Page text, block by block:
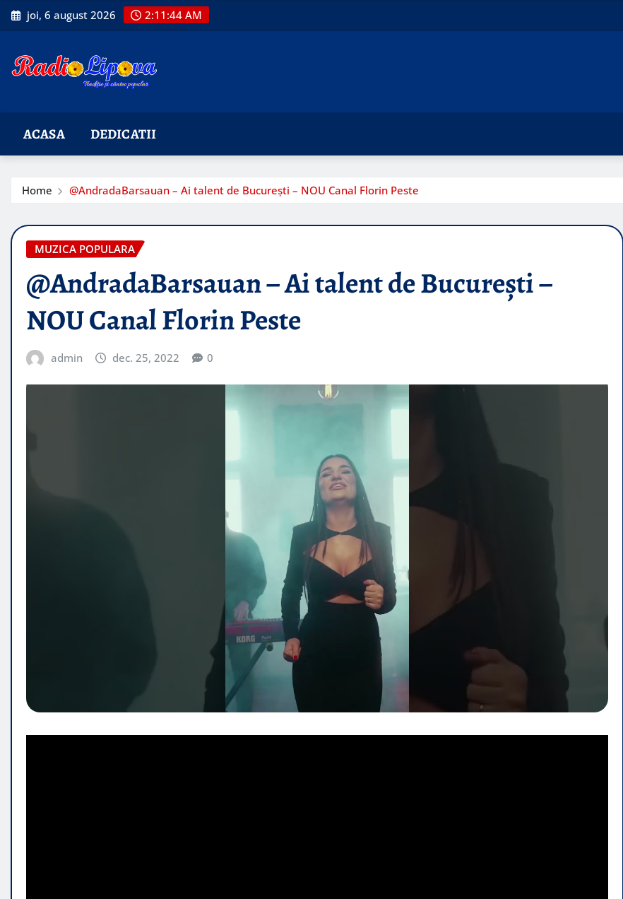
Skip
to
joi, 6 august 2026 2:11:45 AM
ACASA DEDICATII
Home @AndradaBarsauan – Ai talent de București – NOU Canal Florin Peste
MUZICA POPULARA
@AndradaBarsauan – Ai talent de București –
NOU Canal Florin Peste
admin dec. 25, 2022 0